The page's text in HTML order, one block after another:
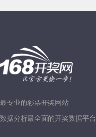
最专业的彩票开奖网站
数据分析最全面的开奖数据平台